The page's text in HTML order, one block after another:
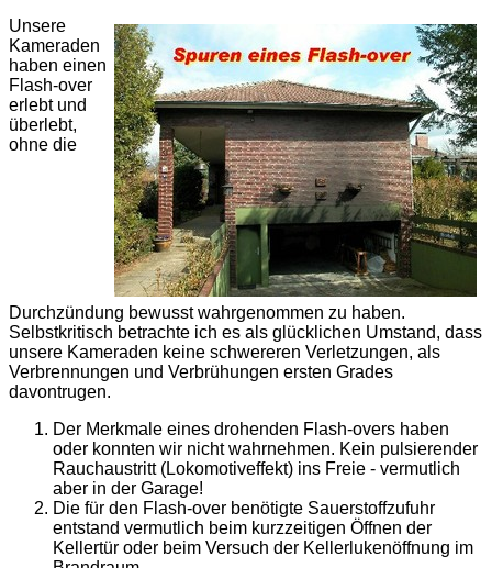
Unsere
Kameraden
haben einen
Flash-over
erlebt und
überlebt,
ohne die
Durchzündung bewusst wahrgenommen zu haben.
Selbstkritisch betrachte ich es als glücklichen Umstand, dass
unsere Kameraden keine schwereren Verletzungen, als
Verbrennungen und Verbrühungen ersten Grades
davontrugen.
Der Merkmale eines drohenden Flash-overs haben
oder konnten wir nicht wahrnehmen. Kein pulsierender
Rauchaustritt (Lokomotiveffekt) ins Freie - vermutlich
aber in der Garage!
Die für den Flash-over benötigte Sauerstoffzufuhr
entstand vermutlich beim kurzzeitigen Öffnen der
Kellertür oder beim Versuch der Kellerlukenöffnung im